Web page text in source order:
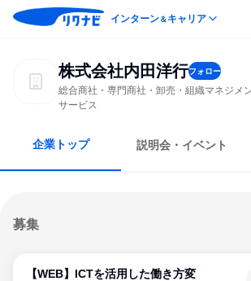
インターン＆キャリア
株式会社内田洋行フォロー
総合商社・専門商社・卸売・組織マネジメ
サービス
企業トップ 説明会・イベント
募集
【WEB】ICTを活用した働き方変